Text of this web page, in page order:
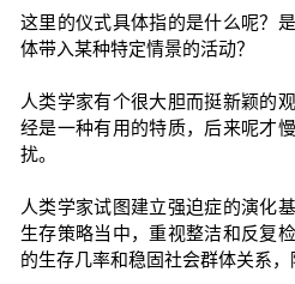
这里的仪式具体指的是什么呢？
体带入某种特定情景的活动？
人类学家有个很大胆而挺新颖的
经是一种有用的特质，后来呢才
扰。
人类学家试图建立强迫症的演化
生存策略当中，重视整洁和反复
的生存几率和稳固社会群体关系，